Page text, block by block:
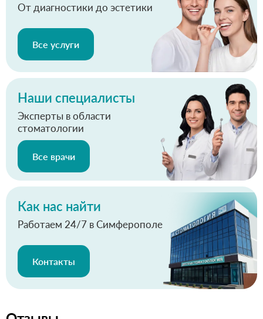
От диагностики до эстетики
Все услуги
Наши специалисты
Эксперты в области
стоматологии
Все врачи
Как нас найти
Работаем 24/7 в Симферополе
Контакты